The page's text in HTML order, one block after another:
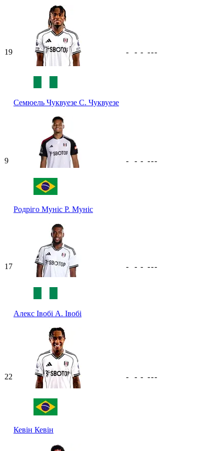
19
Семюель Чуквуезе С. Чуквуезе
- - - ---
9
Родріго Муніс Р. Муніс
- - - ---
17
Алекс Івобі А. Івобі
- - - ---
22
Кевін Кевін
- - - ---